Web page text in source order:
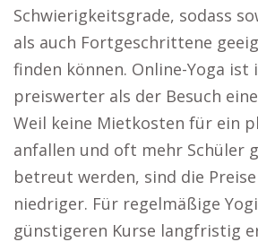
Schwierigkeitsgrade, sodass
als auch Fortgeschrittene
finden können. Online-Yoga ist
preiswerter als der Besuch
Weil keine Mietkosten für ein
anfallen und oft mehr Schüler
betreut werden, sind die
niedriger. Für regelmäßige
günstigeren Kurse langfristig